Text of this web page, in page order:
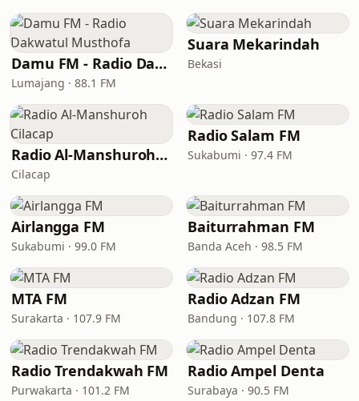
Damu FM - Radio Dakwatul Musthofa
Lumajang · 88.1 FM
Suara Mekarindah
Bekasi
Radio Al-Manshuroh Cilacap
Cilacap
Radio Salam FM
Sukabumi · 97.4 FM
Airlangga FM
Sukabumi · 99.0 FM
Baiturrahman FM
Banda Aceh · 98.5 FM
MTA FM
Surakarta · 107.9 FM
Radio Adzan FM
Bandung · 107.8 FM
Radio Trendakwah FM
Purwakarta · 101.2 FM
Radio Ampel Denta
Surabaya · 90.5 FM